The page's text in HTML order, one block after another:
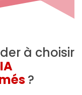
à choisir
?